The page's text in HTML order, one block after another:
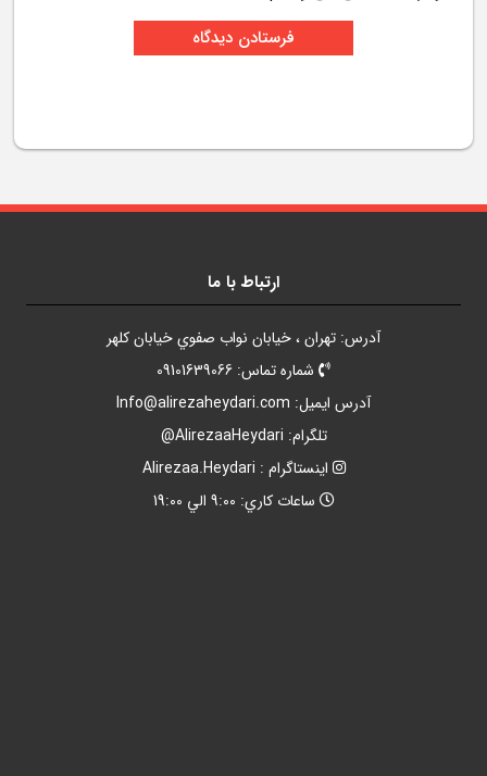
ارتباط با ما
آدرس: تهران ، خيابان نواب صفوي خيابان کلهر
شماره تماس: 09101639066
آدرس ايميل: Info@alirezaheydari.com
تلگرام: AlirezaaHeydari@
اينستاگرام : Alirezaa.Heydari
ساعات کاري: 9:00 الي 19:00